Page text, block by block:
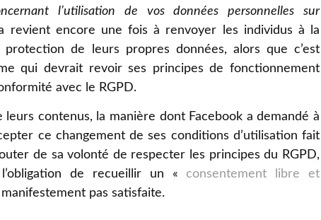
l’utilisation de vos données personnelles sur
revient encore une fois à renvoyer les individus à la
protection de leurs propres données, alors que c’est
qui devrait revoir ses principes de fonctionnement
avec le RGPD.
leurs contenus, la manière dont Facebook a demandé à
ce changement de ses conditions d’utilisation fait
de sa volonté de respecter les principes du RGPD,
de recueillir un «consentement libre et
manifestement pas satisfaite.